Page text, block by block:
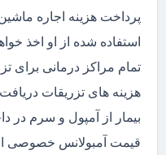
پرداخت هزینه اجاره
استفاده شده از او اخذ
تمام مراکز درمانی برای
هزینه های تزریقات
بیمار از آمپول و سرم در
قیمت آمبولانس خصوصی